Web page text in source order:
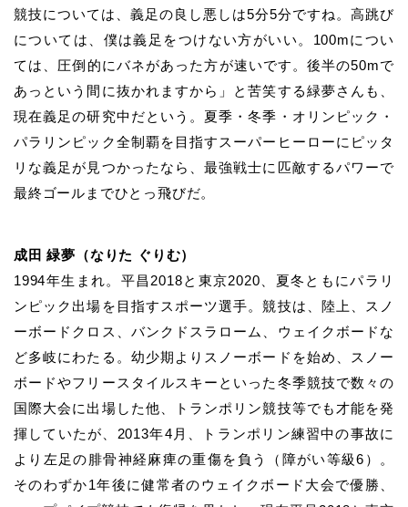
競技については、義足の良し悪しは5分5分ですね。高跳び
については、僕は義足をつけない方がいい。100mについ
ては、圧倒的にバネがあった方が速いです。後半の50mで
あっという間に抜かれますから」と苦笑する緑夢さんも、
現在義足の研究中だという。夏季・冬季・オリンピック・
パラリンピック全制覇を目指すスーパーヒーローにピッタ
リな義足が見つかったなら、最強戦士に匹敵するパワーで
最終ゴールまでひとっ飛びだ。
成田 緑夢（なりた ぐりむ）
1994年生まれ。平昌2018と東京2020、夏冬ともにパラリ
ンピック出場を目指すスポーツ選手。競技は、陸上、スノ
ーボードクロス、バンクドスラローム、ウェイクボードな
ど多岐にわたる。 幼少期よりスノーボードを始め、スノー
ボードやフリースタイルスキーといった冬季競技で数々の
国際大会に出場した他、トランポリン競技等でも才能を発
揮していたが、2013年4月、トランポリン練習中の事故に
より左足の腓骨神経麻痺の重傷を負う（障がい等級6）。
そのわずか1年後に健常者のウェイクボード大会で優勝、